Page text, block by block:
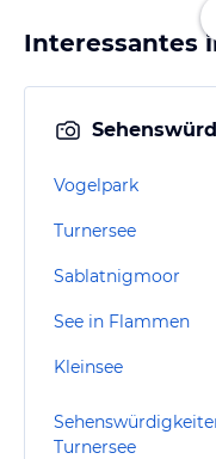
Interessantes
Vogelpark
Turnersee
Sablatnigmoor
See in Flammen
Kleinsee
Turnersee